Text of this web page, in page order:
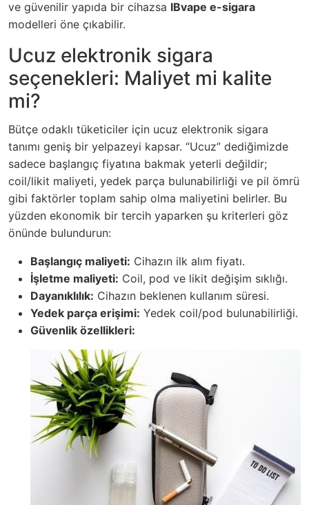
ve güvenilir yapıda bir cihazsa IBvape e-sigara
modelleri öne çıkabilir.
Ucuz elektronik sigara
seçenekleri: Maliyet mi kalite
mi?
Bütçe odaklı tüketiciler için ucuz elektronik sigara
tanımı geniş bir yelpazeyi kapsar. “Ucuz” dediğimizde
sadece başlangıç fiyatına bakmak yeterli değildir;
coil/likit maliyeti, yedek parça bulunabilirliği ve pil ömrü
gibi faktörler toplam sahip olma maliyetini belirler. Bu
yüzden ekonomik bir tercih yaparken şu kriterleri göz
önünde bulundurun:
Başlangıç maliyeti: Cihazın ilk alım fiyatı.
İşletme maliyeti: Coil, pod ve likit değişim sıklığı.
Dayanıklılık: Cihazın beklenen kullanım süresi.
Yedek parça erişimi: Yedek coil/pod bulunabilirliği.
Güvenlik özellikleri: